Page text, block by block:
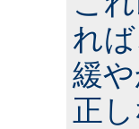
れ
緩
正